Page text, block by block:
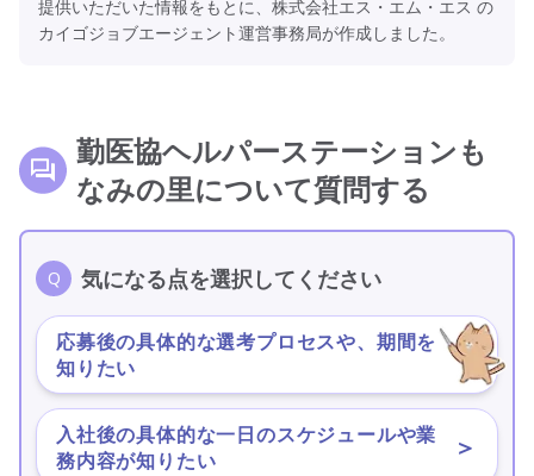
提供いただいた情報をもとに、株式会社エス・エム・エス の
カイゴジョブエージェント運営事務局が作成しました。
勤医協ヘルパーステーションも
なみの里について質問する
気になる点を選択してください
応募後の具体的な選考プロセスや、期間を
知りたい
＞
入社後の具体的な一日のスケジュールや業
務内容が知りたい
＞